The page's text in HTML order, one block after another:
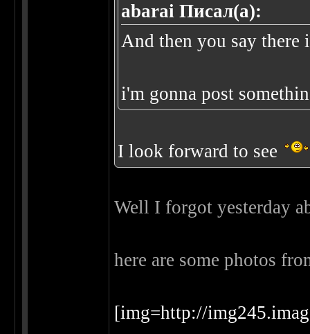
abarai Писал(а):
And then you say there
i'm gonna post
I look forward to see
Well I forgot yesterday
here are some photos
[img=http://